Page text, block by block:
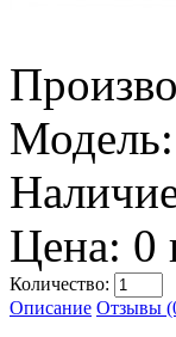
Модель:
Цена: 0
Количество:
Описание Отзывы